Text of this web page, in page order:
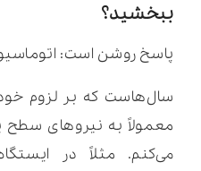
ببخشید؟
پاسخ روشن است:
سال‌هاست که بر لزوم
معمولاً به نیروهای سطح
می‌کنم. مثلاً در